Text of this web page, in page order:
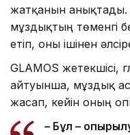
жатқанын анықтады.
мұздықтың төменгі
етіп, оны ішінен
GLAMOS жетекшісі,
айтуынша, мұздық
жасап, кейін оның
– Бұл –